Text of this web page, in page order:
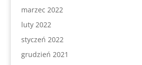
marzec 2022
luty 2022
styczeń 2022
grudzień 2021